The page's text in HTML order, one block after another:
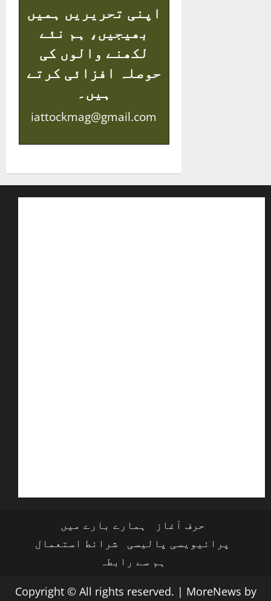
اپنی تحریریں ہمیں
بھیجیں، ہم نئے
لکھنے والوں کی
حوصلہ افزائی کرتے
ہیں۔
iattockmag@gmail.com
حرف آغاز
ہمارے بارے میں
پرائیویسی پالیسی
شرائط استعمال
ہم سے رابطہ
Copyright © All rights reserved. | MoreNews by